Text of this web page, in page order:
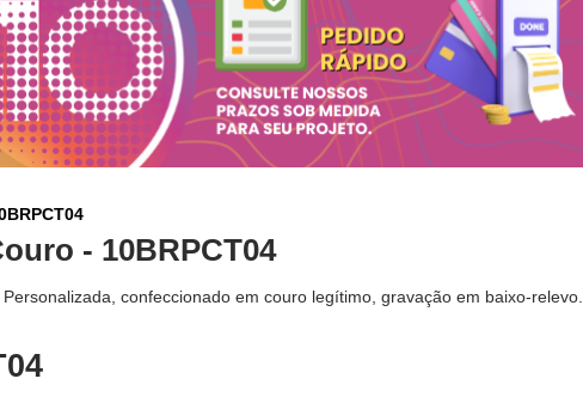
- 10BRPCT04
confeccionado em couro legítimo, gravação em baixo-relevo.